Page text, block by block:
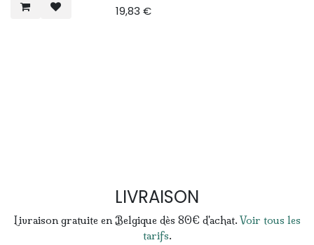
19,83 €
LIVRAISON
Livraison gratuite en Belgique dès 80€ d'achat. Voir tous les
tarifs.